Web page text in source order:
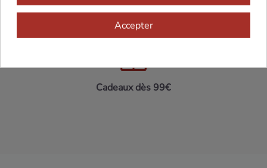
Cadeaux dès 99€
Accepter